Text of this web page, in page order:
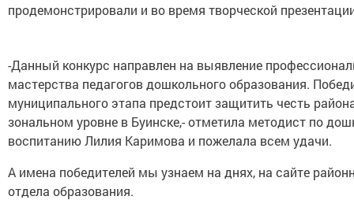
продемонстрировали и во время творческой
-Данный конкурс направлен на выявление
мастерства педагогов дошкольного образования.
муниципального этапа предстоит защитить честь
зональном уровне в Буинске,- отметила методист по
воспитанию Лилия Каримова и пожелала всем удачи.
А имена победителей мы узнаем на днях, на сайте
отдела образования.